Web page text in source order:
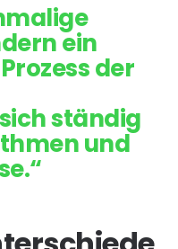
ein
der
ständig
und